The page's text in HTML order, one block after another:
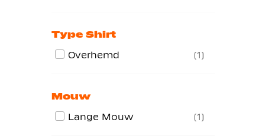
Type Shirt
Overhemd 1
Mouw
Lange Mouw 1